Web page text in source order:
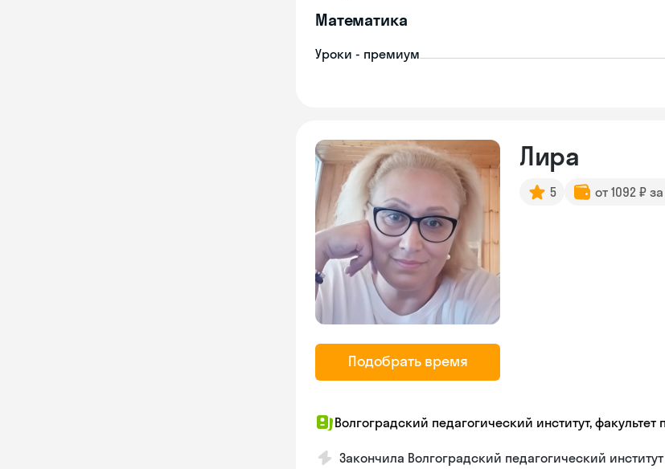
Математика
Уроки - премиум
Подобрать время
Лира
5 от 1092 ₽
Волгоградский педагогический институт,
Закончила Волгоградский педагогический